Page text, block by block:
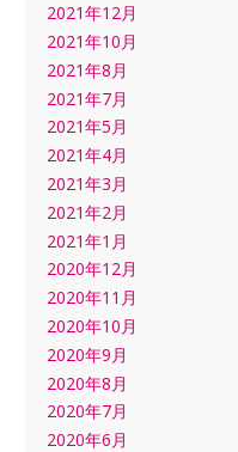
2021年12月
2021年10月
2021年8月
2021年7月
2021年5月
2021年4月
2021年3月
2021年2月
2021年1月
2020年12月
2020年11月
2020年10月
2020年9月
2020年8月
2020年7月
2020年6月